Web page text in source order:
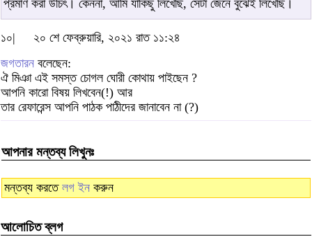
প্রমাণ করা উচিৎ। কেননা, আমি যাকিছু লিখেছি, সেটা জেনে বুঝেই লিখেছি।
১০|
২০ শে ফেব্রুয়ারি, ২০২১ রাত ১১:২৪
জগতারন বলেছেন:
ঐ মিঞা এই সমস্ত চোগল ঘোরী কোথায় পাইছেন ?
আপনি কারো বিষয় লিখবেন(!) আর
তার রেফারেন্স আপনি পাঠক পাঠীদের জানাবেন না (?)
আপনার মন্তব্য লিখুনঃ
মন্তব্য করতে লগ ইন করুন
আলোচিত ব্লগ